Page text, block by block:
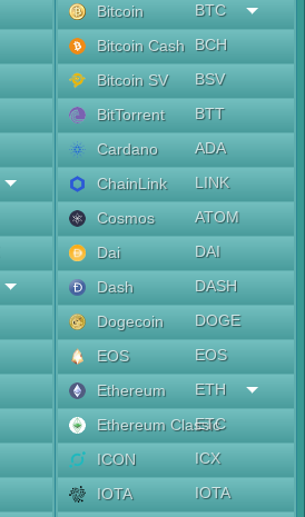
Bitcoin
BTC
Bitcoin Cash
BCH
Bitcoin SV
BSV
BitTorrent
BTT
Cardano
ADA
ChainLink
LINK
Cosmos
ATOM
Dai
DAI
Dash
DASH
Dogecoin
DOGE
EOS
EOS
Ethereum
ETH
Ethereum Classic
ETC
ICON
ICX
IOTA
IOTA